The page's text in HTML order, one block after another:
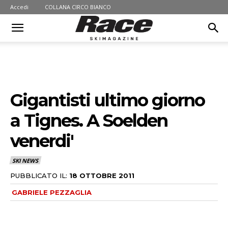
Accedi COLLANA CIRCO BIANCO
Gigantisti ultimo giorno
a Tignes. A Soelden
venerdi'
SKI NEWS
PUBBLICATO IL: 18 OTTOBRE 2011
GABRIELE PEZZAGLIA